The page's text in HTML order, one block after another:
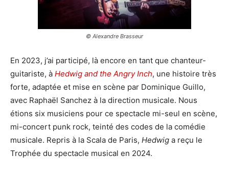
© Alexandre Brasseur
En 2023, j’ai participé, là encore en tant que chanteur-
guitariste, à Hedwig and the Angry Inch, une histoire très
forte, adaptée et mise en scène par Dominique Guillo,
avec Raphaël Sanchez à la direction musicale. Nous
étions six musiciens pour ce spectacle mi-seul en scène,
mi-concert punk rock, teinté des codes de la comédie
musicale. Repris à la Scala de Paris, Hedwig a reçu le
Trophée du spectacle musical en 2024.